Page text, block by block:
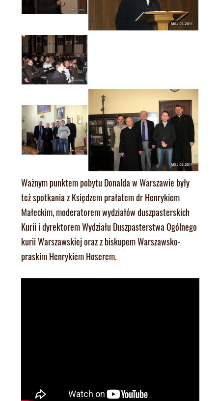
Ważnym punktem pobytu Donalda w Warszawie były
też spotkania z Księdzem prałatem dr Henrykiem
Małeckim, moderatorem wydziałów duszpasterskich
Kurii i dyrektorem Wydziału Duszpasterstwa Ogólnego
kurii Warszawskiej oraz z biskupem Warszawsko-
praskim Henrykiem Hoserem.